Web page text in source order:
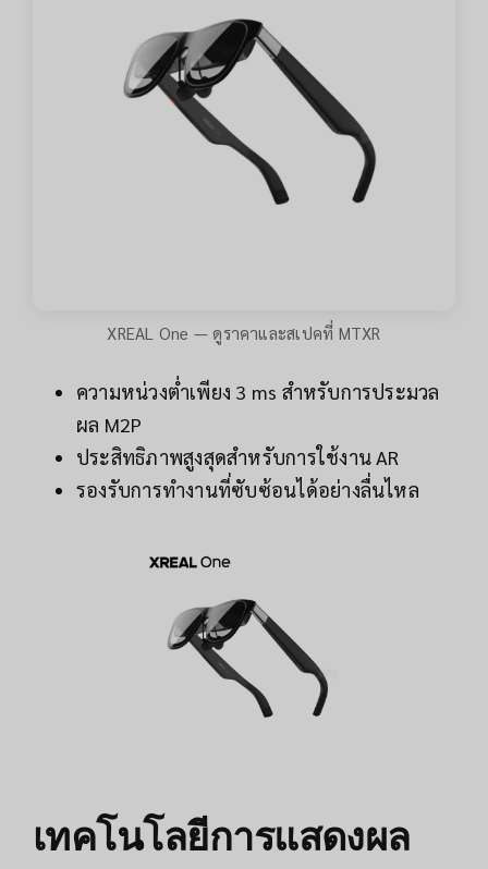
XREAL One — ดูราคาและสเปคที่ MTXR
ความหน่วงต่ำเพียง 3 ms สำหรับการประมวล
ผล M2P
ประสิทธิภาพสูงสุดสำหรับการใช้งาน AR
รองรับการทำงานที่ซับซ้อนได้อย่างลื่นไหล
เทคโนโลยีการแสดงผล